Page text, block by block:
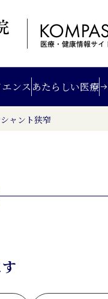
エンス あたらしい医療
ャント狭窄